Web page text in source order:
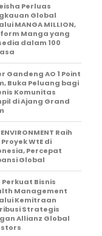
Perluas
Global
MANGA MILLION,
Manga yang
dalam 100
Gandeng AO 1 Point
Buka Peluang bagi
Komunitas
di Ajang Grand
Raih
WtE di
Percepat
Global
Perkuat Bisnis
Management
Kemitraan
Strategis
Allianz Global